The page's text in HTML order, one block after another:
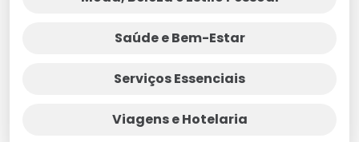
Saúde e Bem-Estar
Serviços Essenciais
Viagens e Hotelaria